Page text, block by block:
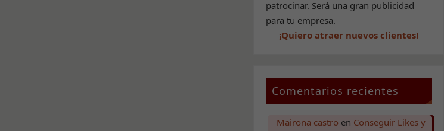
patrocinar. Será una gran publicidad
para tu empresa.
¡Quiero atraer nuevos clientes!
Comentarios recientes
Mairona castro en Conseguir Likes y